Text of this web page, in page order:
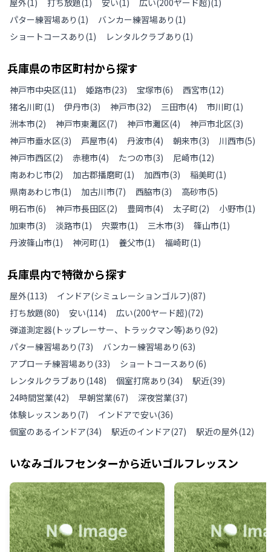
屋外(1) 打ち放題(1) 安い(1) 広い(200ヤード超)(1)
パター練習場あり (1) バンカー練習場あり (1)
ショートコースあり (1) レンタルクラブあり (1)
兵庫県の市区町村から探す
神戸市中央区(11) 姫路市(23) 宝塚市(6) 西宮市(12)
猪名川町(1) 伊丹市(3) 神戸市(32) 三田市(4) 市川町(1)
洲本市(2) 神戸市東灘区(7) 神戸市灘区(4) 神戸市北区(3)
神戸市垂水区(3) 芦屋市(4) 丹波市(4) 朝来市(3) 川西市(5)
神戸市西区(2) 赤穂市(4) たつの市(3) 尼崎市(12)
南あわじ市(2) 加古郡播磨町(1) 加西市(3) 稲美町(1)
県南あわじ市(1) 加古川市(7) 西脇市(3) 高砂市(5)
明石市(6) 神戸市長田区(2) 豊岡市(4) 太子町(2) 小野市(1)
加東市(3) 淡路市(1) 宍粟市(1) 三木市(3) 篠山市(1)
丹波篠山市(1) 神河町(1) 養父市(1) 福崎町(1)
兵庫県内で特徴から探す
屋外(113) インドア(シミュレーションゴルフ)(87)
打ち放題(80) 安い(114) 広い(200ヤード超)(72)
弾道測定器(トップレーサー、トラックマン等)あり (92)
パター練習場あり (73) バンカー練習場あり (63)
アプローチ練習場あり (33) ショートコースあり (6)
レンタルクラブあり (148) 個室打席あり (34) 駅近(39)
24時間営業(42) 早朝営業(67) 深夜営業(37)
体験レッスンあり (7) インドアで安い(36)
個室のあるインドア(34) 駅近のインドア(27) 駅近の屋外(12)
いなみゴルフセンターから近いゴルフレッスン